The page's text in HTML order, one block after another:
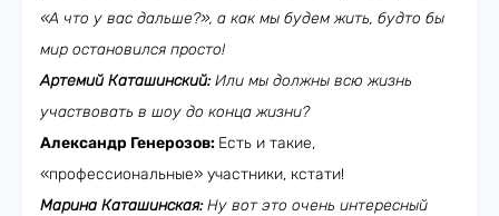
«А что у вас дальше?», а как мы будем жить, будто бы
мир остановился просто!
Артемий Каташинский:Или мы должны всю жизнь
участвовать в шоу до конца жизни?
Александр Генерозов: Есть и такие,
«профессиональные» участники, кстати!
Марина Каташинская:Ну вот это очень интересный